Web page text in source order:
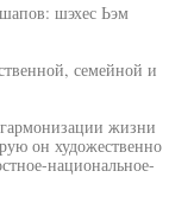
шэхес Ьэм
семейной и
жизни
он художественно
национальное-